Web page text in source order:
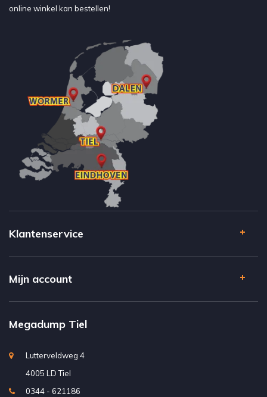
online winkel kan bestellen!
Klantenservice
Mijn account
Megadump Tiel
Lutterveldweg 4
4005 LD Tiel
0344 - 621186